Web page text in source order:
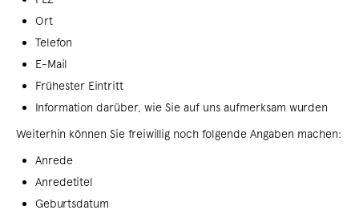
Ort
Telefon
E-Mail
Frühester Eintritt
Information darüber, wie Sie auf uns aufmerksam wurden
Weiterhin können Sie freiwillig noch folgende Angaben machen:
Anrede
Anredetitel
Geburtsdatum